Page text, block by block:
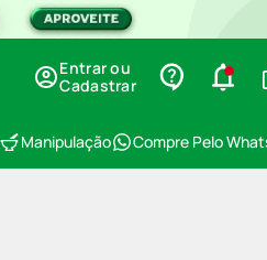
Entrar ou
Cadastrar
Manipulação Compre Pelo